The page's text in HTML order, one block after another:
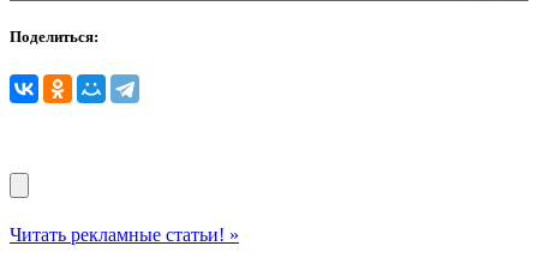
Поделиться:
Читать рекламные статьи! »